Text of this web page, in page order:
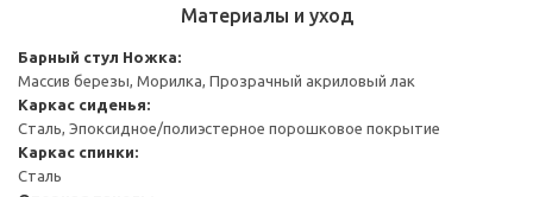
Материалы и уход
Барный стул Ножка:
Массив березы, Морилка, Прозрачный акриловый лак
Каркас сиденья:
Сталь, Эпоксидное/полиэстерное порошковое покрытие
Каркас спинки:
Сталь